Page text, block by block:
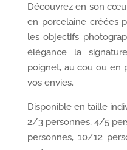
Découvrez en son
en porcelaine créées
les objectifs
élégance la
poignet, au cou ou en
vos envies.
Disponible en taille
2/3 personnes, 4/5
personnes, 10/12